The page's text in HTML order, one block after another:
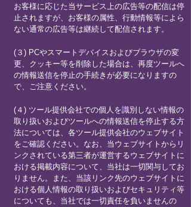
お客様に応じた当サービス上の広告等の配信は停
止されますが、お客様の属性、行動情報等によら
ない通常の広告等は継続して配信されます。
(３) PCやスマートデバイスおよびブラウザの変
更、クッキー等を削除した場合は、再度ツールへ
の情報送信を停止の手続きが必要になりますの
で、ご注意ください。
(４) ツール提供会社での個人を識別しない情報の
取り扱いおよびツールへの情報送信を停止する方
法については、各ツール提供会社のウェブサイト
をご確認ください。なお、当ウェブサイトからリ
ンクされている第三者が運営するウェブサイトに
おける掲載内容について、当社は一切関与してお
りません。また、当該リンク先のウェブサイトに
おける個人情報の取り扱いおよびセキュリティ等
についても、当社では一切責任を負いませんの